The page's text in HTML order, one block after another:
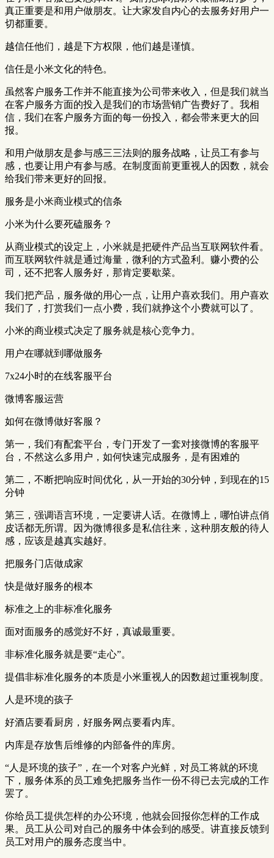
真正重要是和用户做朋友。让大家发自内心的去服务好用户一
切都重要。
越信任他们，越是下方权限，他们越是谨慎。
信任是小米文化的特色。
虽然客户服务工作并不能直接为公司带来收入，但是我们就当
在客户服务方面的投入是我们的市场营销广告费好了。我相
信，我们在客户服务方面的每一份投入，都会带来更大的回
报。
和用户做朋友是参与感三三法则的服务战略，让员工有参与
感，也要让用户有参与感。在制度面前更重视人的因数，就会
给我们带来更好的回报。
服务是小米商业模式的信条
小米为什么要死磕服务？
从商业模式的设定上，小米就是把硬件产品当互联网软件看。
而互联网软件就是通过海量，微利的方式盈利。赚小费的公
司，还不把客人服务好，那肯定要歇菜。
我们把产品，服务做的用心一点，让用户喜欢我们。用户喜欢
我们了，打赏我们一点小费，我们就挣这个小费就可以了。
小米的商业模式决定了服务就是核心竞争力。
用户在哪就到哪做服务
7x24小时的在线客服平台
微博客服运营
如何在微博做好客服？
第一，我们有配套平台，专门开发了一套对接微博的客服平
台，不然这么多用户，如何快速完成服务，是有困难的
第二，不断把响应时间优化，从一开始的30分钟，到现在的15
分钟
第三，强调语言环境，一定要讲人话。在微博上，哪怕讲点俏
皮话都无所谓。因为微博很多是私信往来，这种朋友般的待人
感，应该是越真实越好。
把服务门店做成家
快是做好服务的根本
标准之上的非标准化服务
面对面服务的感觉好不好，真诚最重要。
非标准化服务就是要“走心”。
提倡非标准化服务的本质是小米重视人的因数超过重视制度。
人是环境的孩子
好酒店要看厨房，好服务网点要看内库。
内库是存放售后维修的内部备件的库房。
“人是环境的孩子”，在一个对客户光鲜，对员工将就的环境
下，服务体系的员工难免把服务当作一份不得已去完成的工作
罢了。
你给员工提供怎样的办公环境，他就会回报你怎样的工作成
果。员工从公司对自己的服务中体会到的感受。讲直接反馈到
员工对用户的服务态度当中。